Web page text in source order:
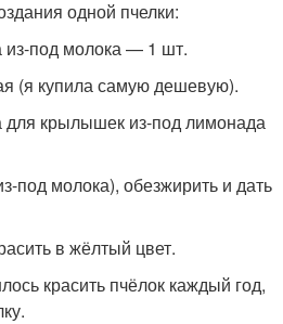
одной пчелки:
из-под молока — 1 шт.
(я купила самую дешевую).
для крылышек из-под лимонада
под молока), обезжирить и дать
в жёлтый цвет.
красить пчёлок каждый год,